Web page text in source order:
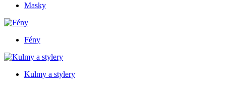
Masky
Fény
Kulmy a stylery